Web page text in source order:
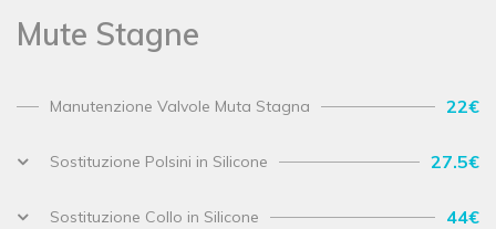
Mute Stagne
Manutenzione Valvole Muta Stagna 22€
Sostituzione Polsini in Silicone 27.5€
Sostituzione Collo in Silicone 44€